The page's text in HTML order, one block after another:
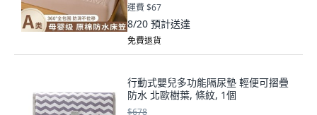
運費 $67
8/20 預計送達
免費退貨
行動式嬰兒多功能隔尿墊 輕便可摺疊
防水 北歐樹葉, 條紋, 1個
$678